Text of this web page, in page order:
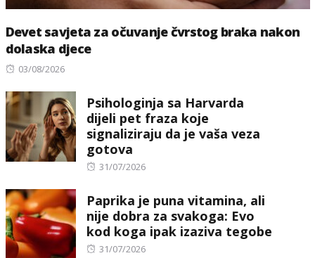
Devet savjeta za očuvanje čvrstog braka nakon
dolaska djece
Posted
03/08/2026
Psihologinja sa Harvarda
dijeli pet fraza koje
signaliziraju da je vaša veza
gotova
Posted
31/07/2026
Paprika je puna vitamina, ali
nije dobra za svakoga: Evo
kod koga ipak izaziva tegobe
Posted
31/07/2026